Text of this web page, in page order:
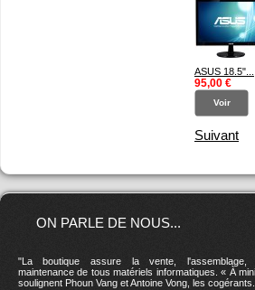
ASUS 18.5"...
95,00 €
Voir
Suivant
ON PARLE DE NOUS...
"La boutique assure la vente,
maintenance de tous matériels informatiques. « À
soulignent Phoun Vang et Antoine Vong, les cogérants.